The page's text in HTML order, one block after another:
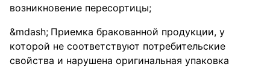
возникновение пересортицы;
Приемка бракованной продукции, у
которой не соответствуют потребительские
свойства и нарушена оригинальная упаковка